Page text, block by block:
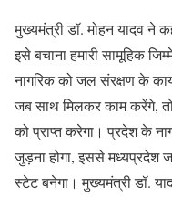
मुख्यमंत्री डॉ. मोहन यादव ने
इसे बचाना हमारी सामूहिक
नागरिक को जल संरक्षण के
जब साथ मिलकर काम करेंगे, तो
को प्राप्त करेगा। प्रदेश के
जुड़ना होगा, इससे
स्टेट बनेगा। मुख्यमंत्री डॉ.